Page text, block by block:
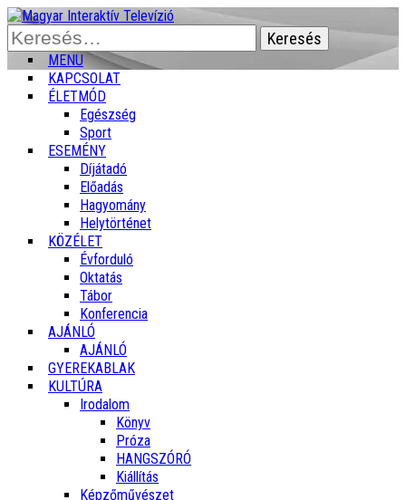
Keresés:
MENU
KAPCSOLAT
ÉLETMÓD
Egészség
Sport
ESEMÉNY
Díjátadó
Előadás
Hagyomány
Helytörténet
KÖZÉLET
Évforduló
Oktatás
Tábor
Konferencia
AJÁNLÓ
AJÁNLÓ
GYEREKABLAK
KULTÚRA
Irodalom
Könyv
Próza
HANGSZÓRÓ
Kiállítás
Képzőművészet